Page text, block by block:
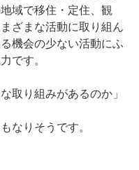
域で移住・定住、観
ざまな活動に取り組ん
機会の少ない活動にふ
です。
取り組みがあるのか」
なりそうです。